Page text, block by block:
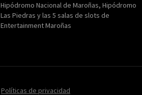
Hipódromo Nacional de Maroñas, Hipódromo
Las Piedras y las 5 salas de slots de
Entertainment Maroñas
Políticas de privacidad